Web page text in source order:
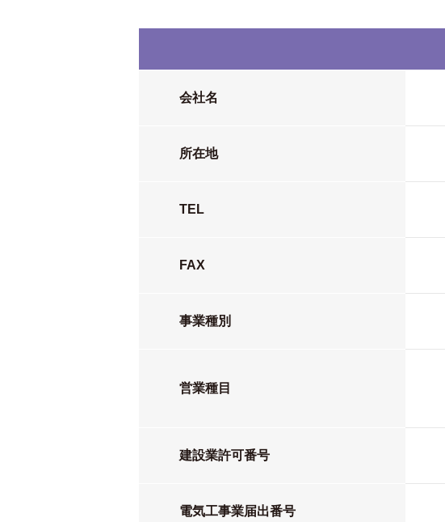
会社名
所在地
TEL
FAX
事業種別
営業種目
建設業許可番号
電気工事業届出番号